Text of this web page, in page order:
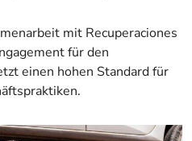
mit Recuperaciones
für den
einen hohen Standard für